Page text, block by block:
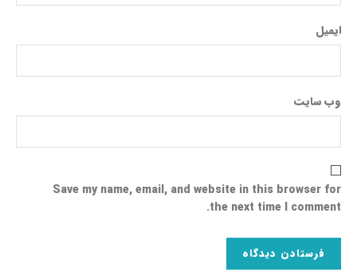
ایمیل
وب‌ سایت
Save my name, email, and website in this browser for
the next time I comment.